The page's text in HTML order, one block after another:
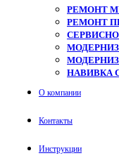
РЕМОНТ
РЕМОНТ
НАВИВКА
О компании
Контакты
Инструкции